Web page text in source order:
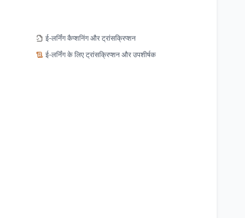
ई-लर्निंग कैप्शनिंग और ट्रांसक्रिप्शन
ई-लर्निंग के लिए ट्रांसक्रिप्शन और उपशीर्षक